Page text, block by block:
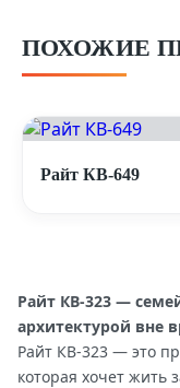
ПОХОЖИЕ
Райт КВ-649
Райт КВ-323 —
архитектурой вне
Райт КВ-323 — это
которая хочет жить